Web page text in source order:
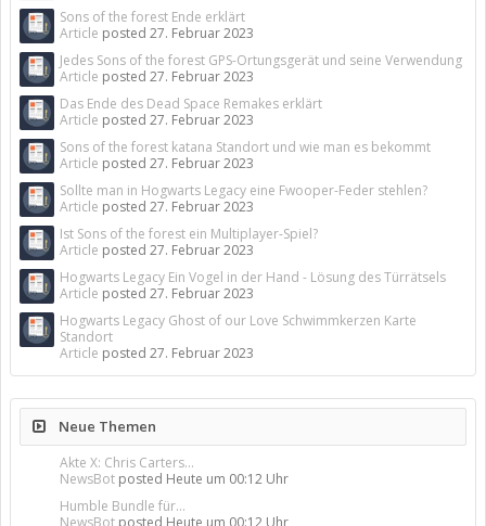
Sons of the forest Ende erklärt
Article posted 27. Februar 2023
Jedes Sons of the forest GPS-Ortungsgerät und seine Verwendung
Article posted 27. Februar 2023
Das Ende des Dead Space Remakes erklärt
Article posted 27. Februar 2023
Sons of the forest katana Standort und wie man es bekommt
Article posted 27. Februar 2023
Sollte man in Hogwarts Legacy eine Fwooper-Feder stehlen?
Article posted 27. Februar 2023
Ist Sons of the forest ein Multiplayer-Spiel?
Article posted 27. Februar 2023
Hogwarts Legacy Ein Vogel in der Hand - Lösung des Türrätsels
Article posted 27. Februar 2023
Hogwarts Legacy Ghost of our Love Schwimmkerzen Karte
Standort
Article posted 27. Februar 2023
Neue Themen
Akte X: Chris Carters...
NewsBot posted Heute um 00:12 Uhr
Humble Bundle für...
NewsBot posted Heute um 00:12 Uhr